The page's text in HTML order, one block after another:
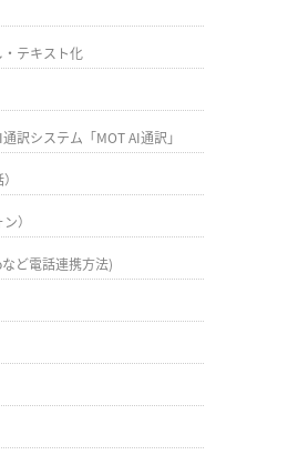
テキスト化
訳システム「MOT AI通訳」
）
ど電話連携方法)